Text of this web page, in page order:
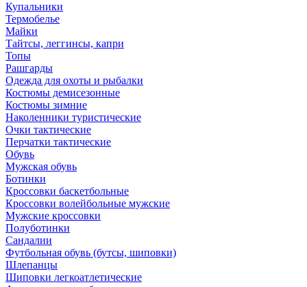
Купальники
Термобелье
Майки
Тайтсы, леггинсы, капри
Топы
Рашгарды
Одежда для охоты и рыбалки
Костюмы демисезонные
Костюмы зимние
Наколенники туристические
Очки тактические
Перчатки тактические
Обувь
Мужская обувь
Ботинки
Кроссовки баскетбольные
Кроссовки волейбольные мужские
Мужские кроссовки
Полуботинки
Сандалии
Футбольная обувь (бутсы, шиповки)
Шлепанцы
Шиповки легкоатлетические